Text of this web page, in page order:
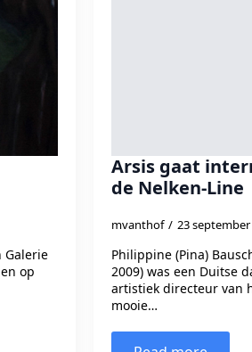
Galerie
op
Arsis gaat
de Nelken-Line
mvanthof 23 september
Philippine (Pina)
2009) was een Duitse
artistiek directeur van
mooie…